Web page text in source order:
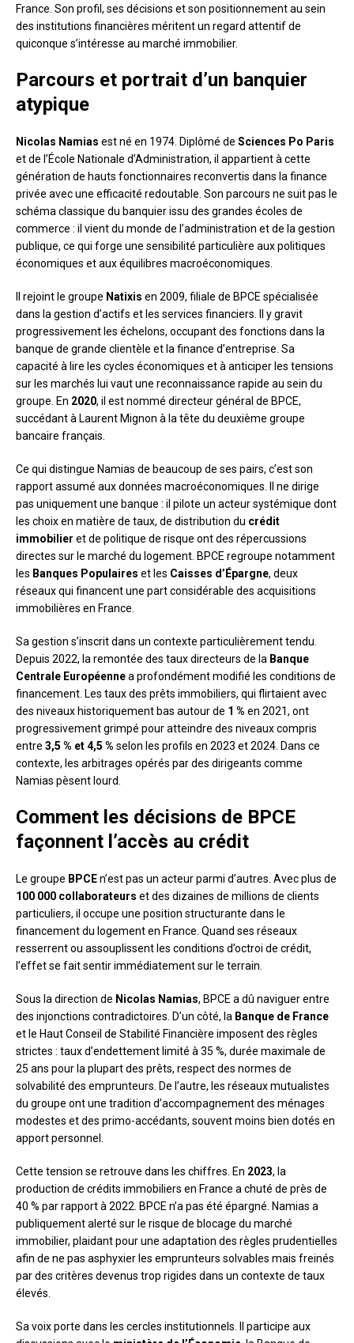
France. Son profil, ses décisions et son positionnement au sein
des institutions financières méritent un regard attentif de
quiconque s’intéresse au marché immobilier.
Parcours et portrait d’un banquier
atypique
Nicolas Namias est né en 1974. Diplômé de Sciences Po Paris
et de l’École Nationale d’Administration, il appartient à cette
génération de hauts fonctionnaires reconvertis dans la finance
privée avec une efficacité redoutable. Son parcours ne suit pas le
schéma classique du banquier issu des grandes écoles de
commerce : il vient du monde de l’administration et de la gestion
publique, ce qui forge une sensibilité particulière aux politiques
économiques et aux équilibres macroéconomiques.
Il rejoint le groupe Natixis en 2009, filiale de BPCE spécialisée
dans la gestion d’actifs et les services financiers. Il y gravit
progressivement les échelons, occupant des fonctions dans la
banque de grande clientèle et la finance d’entreprise. Sa
capacité à lire les cycles économiques et à anticiper les tensions
sur les marchés lui vaut une reconnaissance rapide au sein du
groupe. En 2020, il est nommé directeur général de BPCE,
succédant à Laurent Mignon à la tête du deuxième groupe
bancaire français.
Ce qui distingue Namias de beaucoup de ses pairs, c’est son
rapport assumé aux données macroéconomiques. Il ne dirige
pas uniquement une banque : il pilote un acteur systémique dont
les choix en matière de taux, de distribution du crédit
immobilier et de politique de risque ont des répercussions
directes sur le marché du logement. BPCE regroupe notamment
les Banques Populaires et les Caisses d’Épargne, deux
réseaux qui financent une part considérable des acquisitions
immobilières en France.
Sa gestion s’inscrit dans un contexte particulièrement tendu.
Depuis 2022, la remontée des taux directeurs de la Banque
Centrale Européennea profondément modifié les conditions de
financement. Les taux des prêts immobiliers, qui flirtaient avec
des niveaux historiquement bas autour de 1 % en 2021, ont
progressivement grimpé pour atteindre des niveaux compris
entre 3,5 % et 4,5 % selon les profils en 2023 et 2024. Dans ce
contexte, les arbitrages opérés par des dirigeants comme
Namias pèsent lourd.
Comment les décisions de BPCE
façonnent l’accès au crédit
Le groupe BPCEn’est pas un acteur parmi d’autres. Avec plus de
100 000 collaborateurs et des dizaines de millions de clients
particuliers, il occupe une position structurante dans le
financement du logement en France. Quand ses réseaux
resserrent ou assouplissent les conditions d’octroi de crédit,
l’effet se fait sentir immédiatement sur le terrain.
Sous la direction de Nicolas Namias, BPCE a dû naviguer entre
des injonctions contradictoires. D’un côté, la Banque de France
et le Haut Conseil de Stabilité Financière imposent des règles
strictes : taux d’endettement limité à 35 %, durée maximale de
25 ans pour la plupart des prêts, respect des normes de
solvabilité des emprunteurs. De l’autre, les réseaux mutualistes
du groupe ont une tradition d’accompagnement des ménages
modestes et des primo-accédants, souvent moins bien dotés en
apport personnel.
Cette tension se retrouve dans les chiffres. En 2023, la
production de crédits immobiliers en France a chuté de près de
40 % par rapport à 2022. BPCE n’a pas été épargné. Namias a
publiquement alerté sur le risque de blocage du marché
immobilier, plaidant pour une adaptation des règles prudentielles
afin de ne pas asphyxier les emprunteurs solvables mais freinés
par des critères devenus trop rigides dans un contexte de taux
élevés.
Sa voix porte dans les cercles institutionnels. Il participe aux